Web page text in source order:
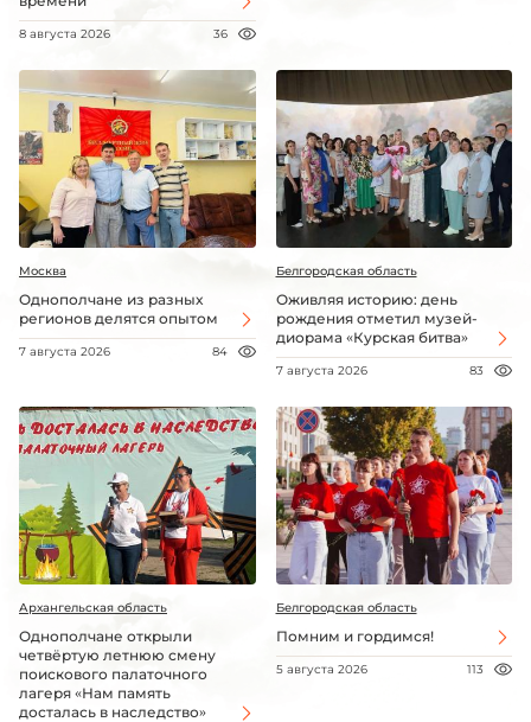
8 августа 2026 36
Москва
Однополчане из разных
регионов делятся опытом
7 августа 2026 84
Белгородская область
Оживляя историю: день
рождения отметил музей-
диорама «Курская битва»
7 августа 2026 83
Архангельская область
Однополчане открыли
четвёртую летнюю смену
поискового палаточного
лагеря «Нам память
досталась в наследство»
Белгородская область
Помним и гордимся!
5 августа 2026 113